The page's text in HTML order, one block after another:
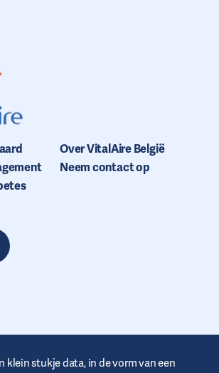
Over VitalAire België
Neem contact op
klein stukje data, in de vorm van een